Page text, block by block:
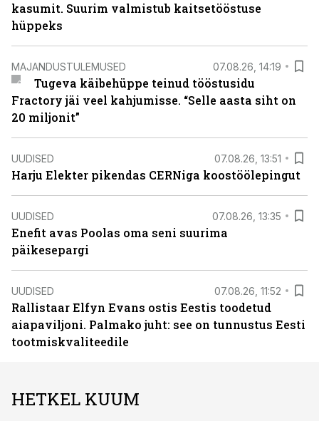
kasumit. Suurim valmistub kaitsetööstuse
hüppeks
MAJANDUSTULEMUSED 07.08.26, 14:19
Tugeva käibehüppe teinud tööstusidu
Fractory jäi veel kahjumisse. “Selle aasta siht on
20 miljonit”
UUDISED 07.08.26, 13:51
Harju Elekter pikendas CERNiga koostöölepingut
UUDISED 07.08.26, 13:35
Enefit avas Poolas oma seni suurima
päikesepargi
UUDISED 07.08.26, 11:52
Rallistaar Elfyn Evans ostis Eestis toodetud
aiapaviljoni. Palmako juht: see on tunnustus Eesti
tootmiskvaliteedile
HETKEL KUUM